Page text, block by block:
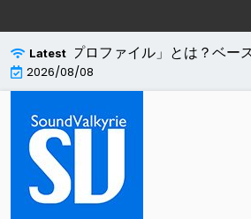
to
content
Latest
ドの「プロファイル」とは？ベー
2026/08/08